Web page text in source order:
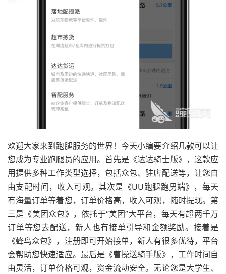
欢迎大家来到跑腿服务的世界！今天小编要介绍几款可以让
您成为专业跑腿员的应用。首先是《达达骑士版》，这款应
用提供多种工作类型选择，包括众包、驻店配送等，让您自
由支配时间，收入可观。其次是《UU跑腿跑男端》，每天
有海量订单等着您，订单价格高，收入可观，随时提现。第
三是《美团众包》，依托于“美团”大平台，每天有超两千万
订单等您去配送，新人也有接单引导和金额奖励。接着是
《蜂鸟众包》，注册即可开始接单，新人有很多优待，平台
会帮助您快速适应。最后是《曹操送骑手版》，工作时间自
由灵活，订单价格可观，资金流动安全。无论您是大学生、